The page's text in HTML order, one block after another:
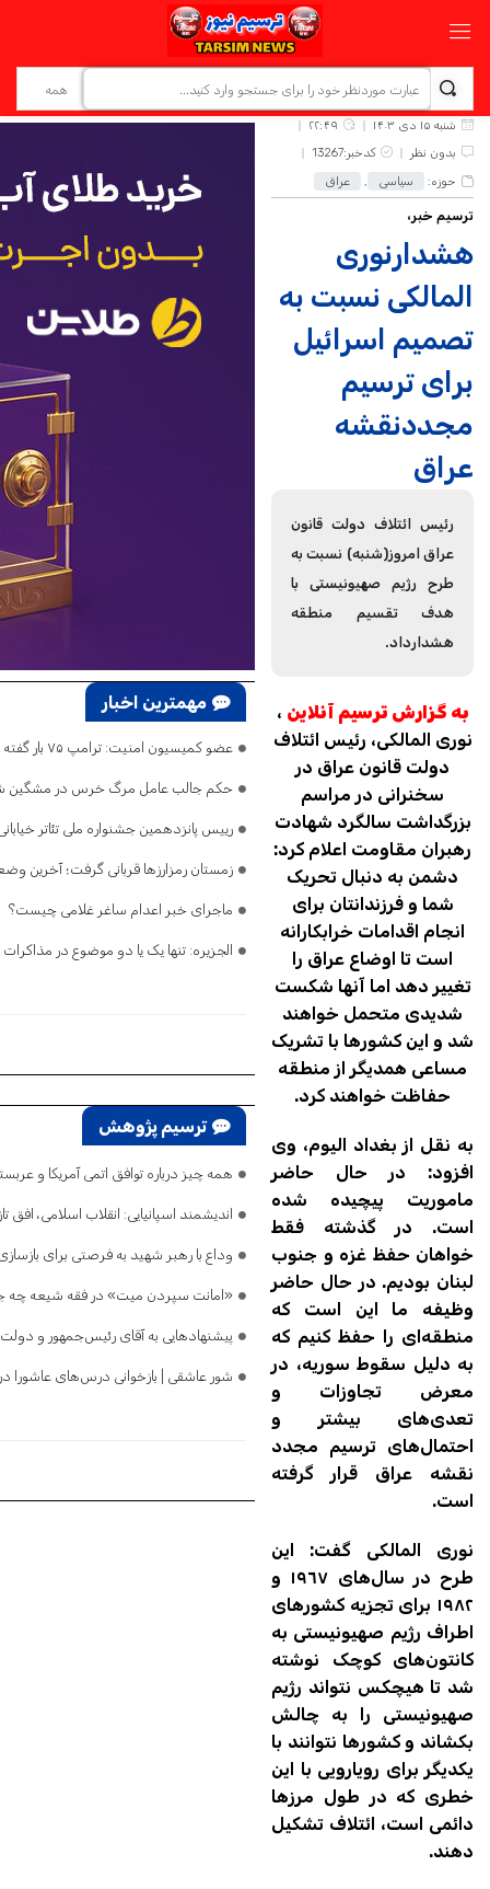
شنبه ۱۵ دی ۱۴۰۳
۲۲:۴۹
بدون نظر
کدخبر:13267
حوزه:
سیاسی , عراق
ترسیم خبر،
هشدارنوری
المالکی نسبت به
تصمیم اسرائیل
برای ترسیم
مجددنقشه
عراق
رئیس ائتلاف دولت قانون
عراق امروز(شنبه) نسبت به
طرح رژیم صهیونیستی با
هدف تقسیم منطقه
هشدارداد.
به گزارش ترسیم آنلاین ،
نوری المالکی، رئیس ائتلاف
دولت قانون عراق در
سخنرانی در مراسم
بزرگداشت سالگرد شهادت
رهبران مقاومت اعلام کرد:
دشمن به دنبال تحریک
شما و فرزندانتان برای
انجام اقدامات خرابکارانه
است تا اوضاع عراق را
تغییر دهد اما آنها شکست
شدیدی متحمل خواهند
شد و این کشورها با تشریک‌
مساعی همدیگر از منطقه
حفاظت خواهند کرد.
به نقل از بغداد الیوم، وی
افزود: در حال حاضر
ماموریت پیچیده شده
است. در گذشته فقط
خواهان حفظ غزه و جنوب
لبنان بودیم. در حال حاضر
وظیفه ما این است که
منطقه‌ای را حفظ کنیم که
به دلیل سقوط سوریه، در
معرض تجاوزات و
تعدی‌های بیشتر و
احتمال‌های ترسیم مجدد
نقشه عراق قرار گرفته
است.
نوری المالکی گفت: این
طرح در سال‌های ١٩٦٧ و
١٩٨٢ برای تجزیه کشورهای
اطراف رژیم صهیونیستی به
کانتون‌های کوچک نوشته
شد تا هیچکس نتواند رژیم
صهیونیستی را به چالش
بکشاند و کشورها نتوانند با
یکدیگر برای رویارویی با این
خطری که در طول مرزها
دائمی است، ائتلاف تشکیل
دهند.
مهمترین اخبار
عضو کمیسیون امنیت: ترامپ ۷۵ بار گفته تنگه هرمز باز است/ اگر ایران را نابود کرده‌اید، پس چرا تلفات می‌دهید و فرار می‌کنید؟
حکم جالب عامل مرگ خرس در مشگین‌
رییس پانزدهمین جشنواره ملی تئاتر
زمستان رمزارزها قربانی گرفت؛ آخرین
ماجرای خبر اعدام ساغر غلامی چیست؟
الجزیره: تنها یک یا دو موضوع در
ترسیم پژوهش
همه چیز درباره توافق اتمی آمریکا و
اندیشمند اسپانیایی: انقلاب اسلامی،
وداع با رهبر شهید به فرصتی برای
«امانت سپردن میت» در فقه شیعه چه
پیشنهادهایی به آقای رئیس‌جمهور و دولت
شور عاشقی | بازخوانی درس‌های عاشورا